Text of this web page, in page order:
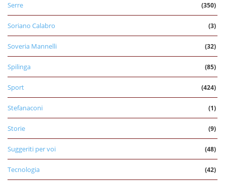
Serre (350)
Soriano Calabro (3)
Soveria Mannelli (32)
Spilinga (85)
Sport (424)
Stefanaconi (1)
Storie (9)
Suggeriti per voi (48)
Tecnologia (42)